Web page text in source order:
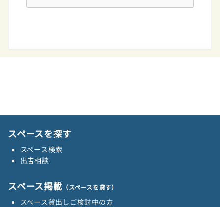
スペースを探す
スペース検索
出店相談
スペース掲載 （スペースを貸す）
スペース貸出しご検討中の方